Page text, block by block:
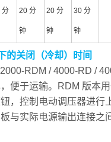
分 20 分
钟
20 分
钟
30 分
钟
的关闭（冷却）时间
RDM / 4000-RD /
便于运输。RDM 版本
，控制电动调压器进行
与实际电源输出连接之